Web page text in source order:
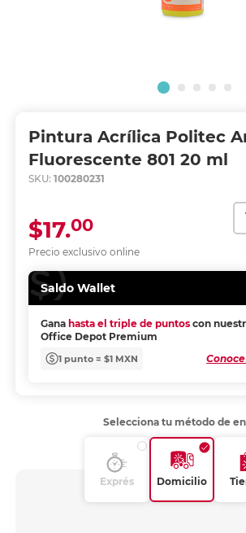
Pintura Acrílica Politec
Fluorescente 801 20 ml
SKU: 100280231
Precio exclusivo online
$17.00
Saldo Wallet
Gana hasta el triple de puntos con
Office Depot Premium
1 punto = $1 MXN
Selecciona tu método de
Exprés Domicilio